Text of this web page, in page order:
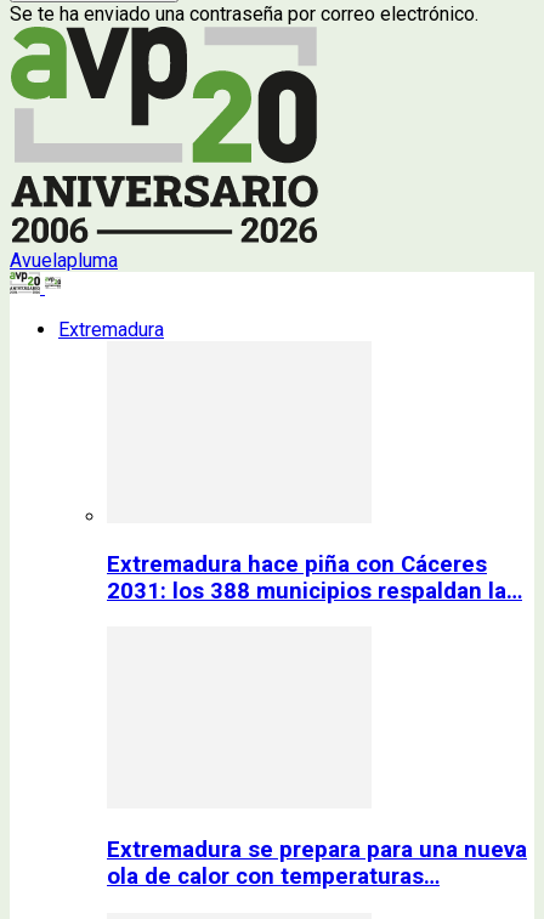
Se te ha enviado una contraseña por correo electrónico.
Avuelapluma
Extremadura
Extremadura hace piña con Cáceres
2031: los 388 municipios respaldan la…
Extremadura se prepara para una nueva
ola de calor con temperaturas…